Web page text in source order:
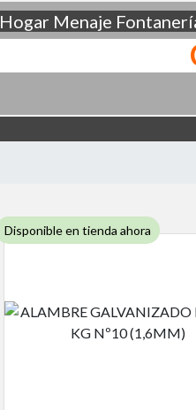
Hogar Menaje
Disponible en tienda ahora